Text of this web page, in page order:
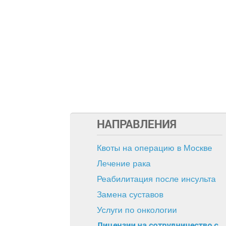
НАПРАВЛЕНИЯ
Квоты на операцию в Москве
Лечение рака
Реабилитация после инсульта
Замена суставов
Услуги по онкологии